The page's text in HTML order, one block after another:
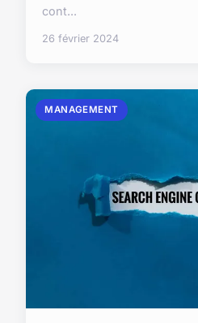
cont...
26 février 2024
MANAGEMENT